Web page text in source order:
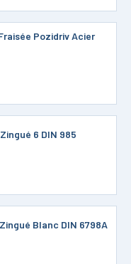
Pozidriv Acier
6 DIN 985
Blanc DIN 6798A